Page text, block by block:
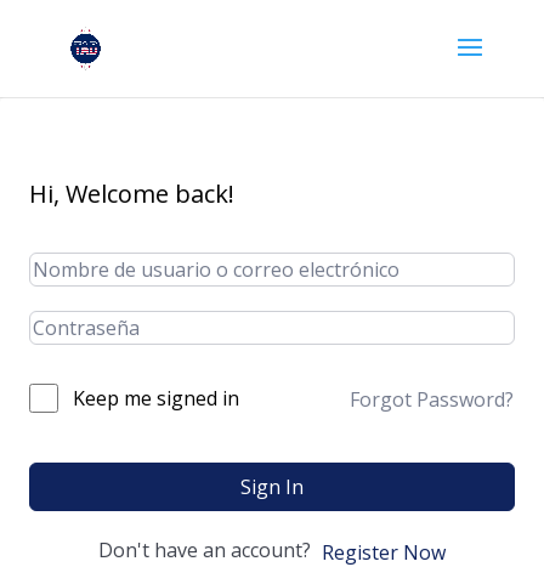
Hi, Welcome back!
Keep me signed in Forgot Password?
Sign In
Don't have an account? Register Now